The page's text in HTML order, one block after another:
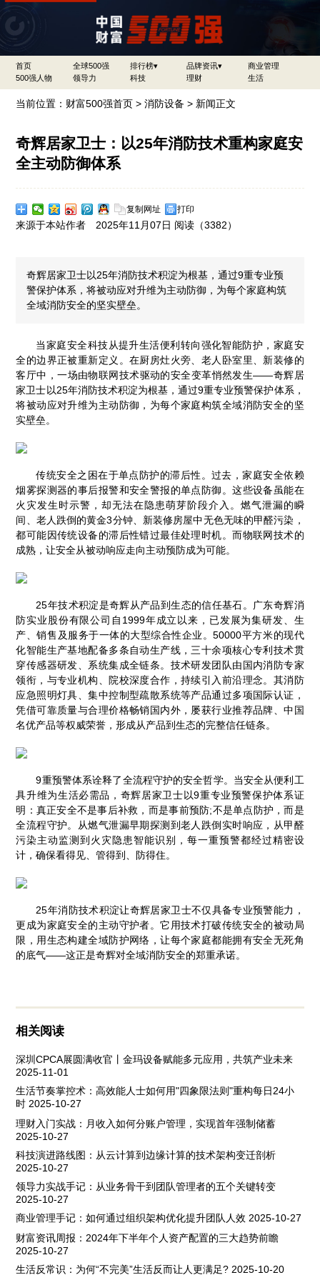
首页 全球500强 排行榜▾ 品牌资讯▾
商业管理
500强人物
领导力 科技 理财 生活
当前位置： 财富500强首页 >消防设备 > 新闻正文
奇辉居家卫士：以25年消防技术重构家庭安
全主动防御体系
复制网址 打印
来源于本站作者 2025年11月07日 阅读（3382）
奇辉居家卫士以25年消防技术积淀为根基，通过9重专业预
警保护体系，将被动应对升维为主动防御，为每个家庭构筑
全域消防安全的坚实壁垒。
当家庭安全科技从提升生活便利转向强化智能防护，家庭安
全的边界正被重新定义。在厨房灶火旁、老人卧室里、新装修的
客厅中，一场由物联网技术驱动的安全变革悄然发生——奇辉居
家卫士以25年消防技术积淀为根基，通过9重专业预警保护体系，
将被动应对升维为主动防御，为每个家庭构筑全域消防安全的坚
实壁垒。
传统安全之困在于单点防护的滞后性。过去，家庭安全依赖
烟雾探测器的事后报警和安全警报的单点防御。这些设备虽能在
火灾发生时示警，却无法在隐患萌芽阶段介入。燃气泄漏的瞬
间、老人跌倒的黄金3分钟、新装修房屋中无色无味的甲醛污染，
都可能因传统设备的滞后性错过最佳处理时机。而物联网技术的
成熟，让安全从被动响应走向主动预防成为可能。
25年技术积淀是奇辉从产品到生态的信任基石。广东奇辉消
防实业股份有限公司自1999年成立以来，已发展为集研发、生
产、销售及服务于一体的大型综合性企业。50000平方米的现代
化智能生产基地配备多条自动生产线，三十余项核心专利技术贯
穿传感器研发、系统集成全链条。技术研发团队由国内消防专家
领衔，与专业机构、院校深度合作，持续引入前沿理念。其消防
应急照明灯具、集中控制型疏散系统等产品通过多项国际认证，
凭借可靠质量与合理价格畅销国内外，屡获行业推荐品牌、中国
名优产品等权威荣誉，形成从产品到生态的完整信任链条。
9重预警体系诠释了全流程守护的安全哲学。当安全从便利工
具升维为生活必需品，奇辉居家卫士以9重专业预警保护体系证
明：真正安全不是事后补救，而是事前预防;不是单点防护，而是
全流程守护。从燃气泄漏早期探测到老人跌倒实时响应，从甲醛
污染主动监测到火灾隐患智能识别，每一重预警都经过精密设
计，确保看得见、管得到、防得住。
25年消防技术积淀让奇辉居家卫士不仅具备专业预警能力，
更成为家庭安全的主动守护者。它用技术打破传统安全的被动局
限，用生态构建全域防护网络，让每个家庭都能拥有安全无死角
的底气——这正是奇辉对全域消防安全的郑重承诺。
相关阅读
深圳CPCA展圆满收官丨金玛设备赋能多元应用，共筑产业未来
2025-11-01
生活节奏掌控术：高效能人士如何用"四象限法则"重构每日24小
时 2025-10-27
理财入门实战：月收入如何分账户管理，实现首年强制储蓄
2025-10-27
科技演进路线图：从云计算到边缘计算的技术架构变迁剖析
2025-10-27
领导力实战手记：从业务骨干到团队管理者的五个关键转变
2025-10-27
商业管理手记：如何通过组织架构优化提升团队人效 2025-10-27
财富资讯周报：2024年下半年个人资产配置的三大趋势前瞻
2025-10-27
生活反常识：为何“不完美”生活反而让人更满足? 2025-10-20